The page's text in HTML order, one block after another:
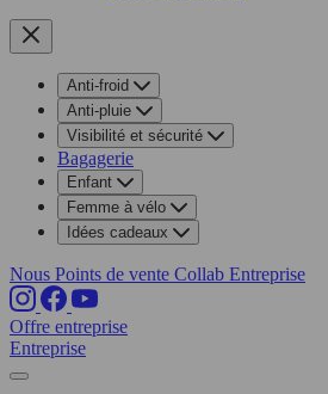
Anti-froid
Anti-pluie
Visibilité et sécurité
Bagagerie
Enfant
Femme à vélo
Idées cadeaux
Nous Points de vente Collab Entreprise
Offre entreprise
Entreprise